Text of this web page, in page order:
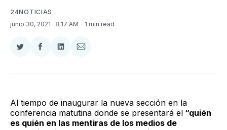
24NOTICIAS
junio 30, 2021 . 8:17 AM - 1 min read
Compartir
Twitter
Compartir
Facebook
Compartir
LinkedIn
Compartir
Email
Al tiempo de inaugurar la nueva sección en la
conferencia matutina donde se presentará el “quién
es quién en las mentiras de los medios de